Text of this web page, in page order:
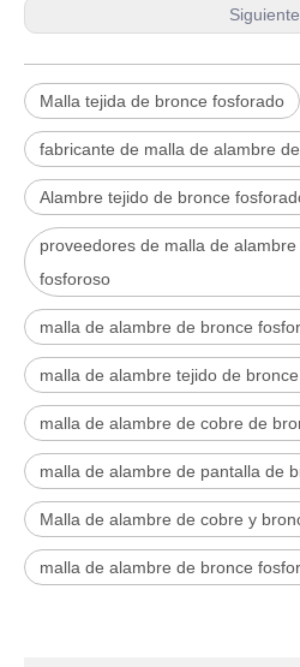
Malla tejida de bronce fosforado
fabricante de malla de alambre
Alambre tejido de bronce
proveedores de malla de
fosforoso
malla de alambre de bronce
malla de alambre tejido de
malla de alambre de cobre de
malla de alambre de pantalla de
Malla de alambre de cobre y
malla de alambre de bronce